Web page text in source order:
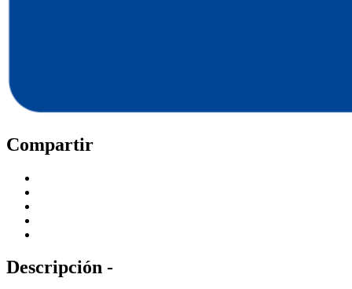
Compartir
Descripción -